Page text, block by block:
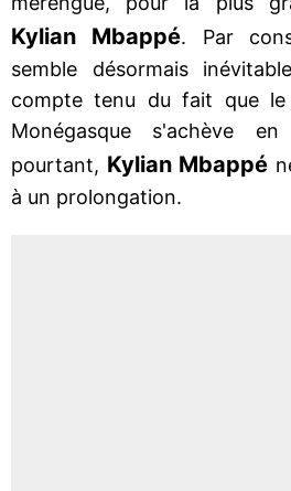
Kylian Mbappé. Par
semble désormais
compte tenu du fait que
Monégasque s'achève
pourtant, Kylian Mbappé
à un prolongation.